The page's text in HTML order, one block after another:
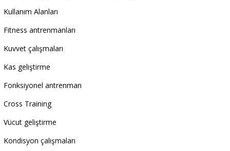
Kullanım Alanları
Fitness antrenmanları
Kuvvet çalışmaları
Kas geliştirme
Fonksiyonel antrenman
Cross Training
Vücut geliştirme
Kondisyon çalışmaları